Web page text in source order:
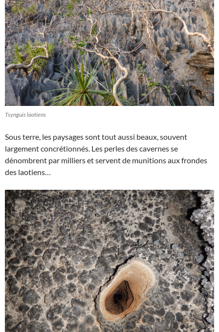
Tsynguis laotiens
Sous terre, les paysages sont tout aussi beaux, souvent
largement concrétionnés. Les perles des cavernes se
dénombrent par milliers et servent de munitions aux frondes
des laotiens…